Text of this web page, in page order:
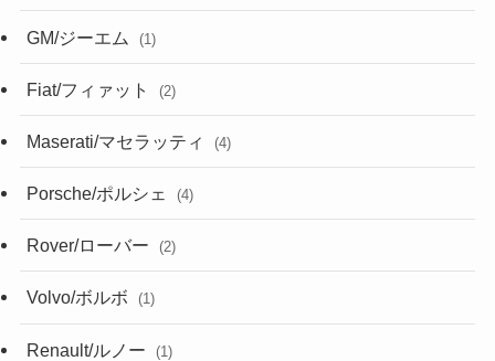
GM/ジーエム (1)
Fiat/フィァット (2)
Maserati/マセラッティ (4)
Porsche/ポルシェ (4)
Rover/ローバー (2)
Volvo/ボルボ (1)
Renault/ルノー (1)